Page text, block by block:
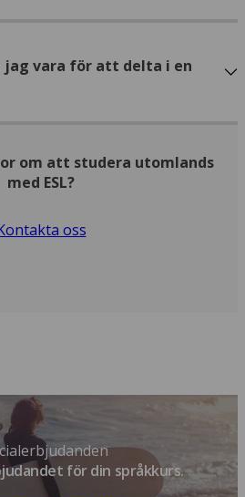
jag vara för att delta i en
om att studera utomlands
med ESL?
oss
för din språkkurs.